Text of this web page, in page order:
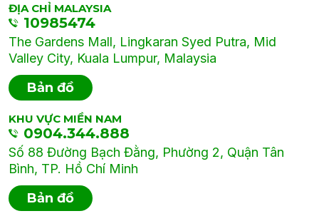
ĐỊA CHỈ MALAYSIA
10985474
The Gardens Mall, Lingkaran Syed Putra, Mid
Valley City, Kuala Lumpur, Malaysia
Bản đồ
KHU VỰC MIỀN NAM
0904.344.888
Số 88 Đường Bạch Đằng, Phường 2, Quận Tân
Bình, TP. Hồ Chí Minh
Bản đồ